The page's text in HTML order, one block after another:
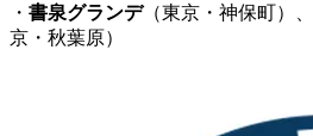
・ 書泉グランデ（東京・神保町）、
京・秋葉原）